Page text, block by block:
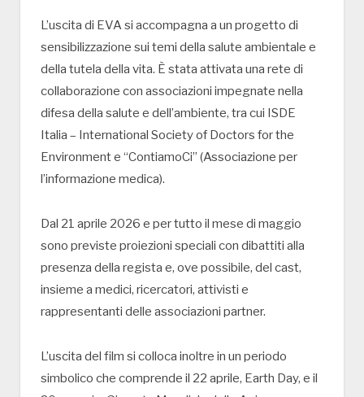
L’uscita di EVA si accompagna a un progetto di
sensibilizzazione sui temi della salute ambientale e
della tutela della vita. È stata attivata una rete di
collaborazione con associazioni impegnate nella
difesa della salute e dell’ambiente, tra cui ISDE
Italia – International Society of Doctors for the
Environment e “ContiamoCi” (Associazione per
l’informazione medica).
Dal 21 aprile 2026 e per tutto il mese di maggio
sono previste proiezioni speciali con dibattiti alla
presenza della regista e, ove possibile, del cast,
insieme a medici, ricercatori, attivisti e
rappresentanti delle associazioni partner.
L’uscita del film si colloca inoltre in un periodo
simbolico che comprende il 22 aprile, Earth Day, e il